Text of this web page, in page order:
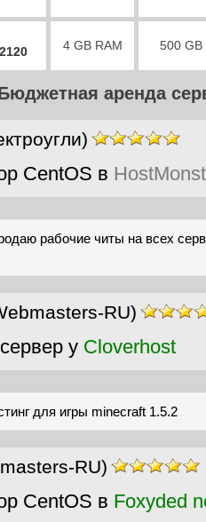
4 GB RAM 500 GB
аренда
CentOS в
рабочие читы на всех
RU)
у Cloverhost
для игры minecraft 1.5.2
RU)
CentOS в Foxyded